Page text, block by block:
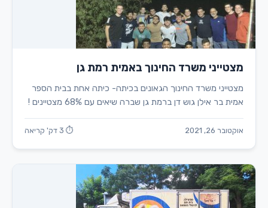
מצטייני משרד החינוך באמית רמת גן
מצטייני משרד החינוך הגאונים בכיתה- כיתה אחת בבית הספר
אמית בר אילן גוש דן ברמת גן שברה שיאים עם 68% מצטיינים !
אוקטובר 26, 2021 ⏱ 3 דק' קריאה